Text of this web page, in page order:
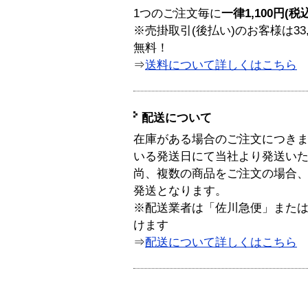
1つのご注文毎に一律1,100円(税
※売掛取引(後払い)のお客様は
無料！
⇒送料について詳しくはこちら
配送について
在庫がある場合のご注文につき
いる発送日にて当社より発送い
尚、複数の商品をご注文の場合
発送となります。
※配送業者は「佐川急便」また
けます
⇒配送について詳しくはこちら